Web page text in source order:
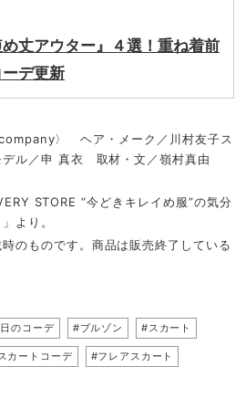
丈アウター』４選！重ね着前
デ更新
〉 ヘア・メーク／川村友子ス
ル／申 真衣 取材・文／嶺村真由
STORE “今どきキレイめ服”の気分
より。
のものです。商品は販売終了している
のコーデ #ブルゾン #スカート
カートコーデ #フレアスカート